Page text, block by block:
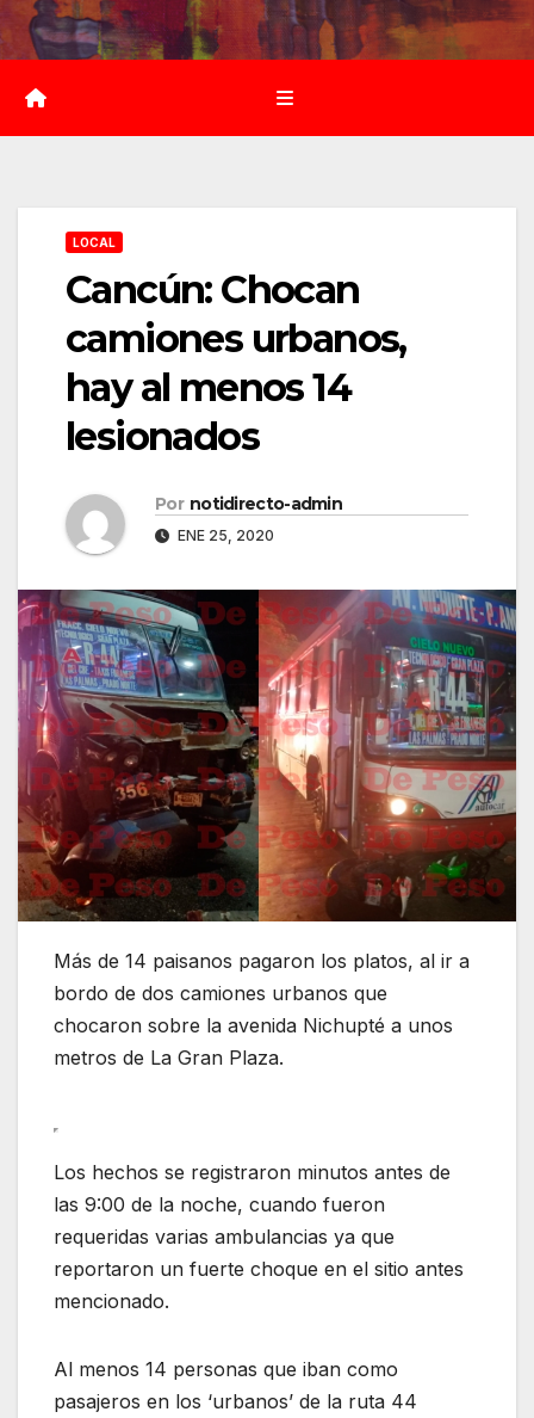
Saltar
al
contenido
LOCAL
Cancún: Chocan
camiones urbanos,
hay al menos 14
lesionados
Por notidirecto-admin
ENE 25, 2020
Más de 14 paisanos pagaron los platos, al ir a
bordo de dos camiones urbanos que
chocaron sobre la avenida Nichupté a unos
metros de La Gran Plaza.
Los hechos se registraron minutos antes de
las 9:00 de la noche, cuando fueron
requeridas varias ambulancias ya que
reportaron un fuerte choque en el sitio antes
mencionado.
Al menos 14 personas que iban como
pasajeros en los ‘urbanos’ de la ruta 44